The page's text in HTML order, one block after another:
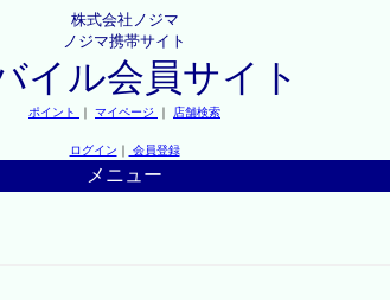
株式会社ノジマ
ノジマ携帯サイト
イル会員サイト
ポイント ｜ マイページ ｜ 店舗検索
ログイン ｜ 会員登録
メニュー